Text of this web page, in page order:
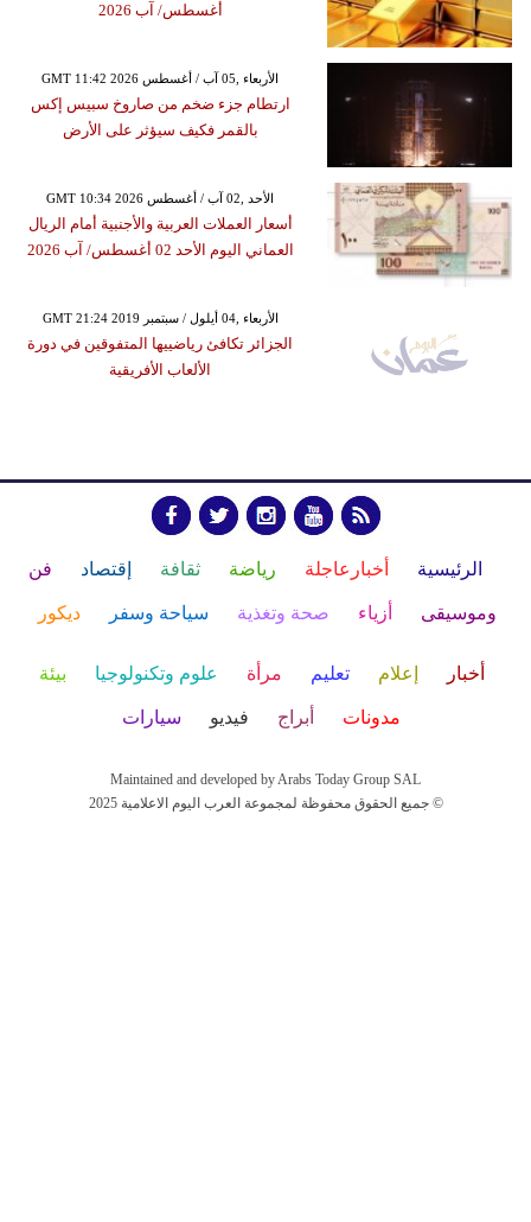
أغسطس/ آب 2026
GMT 11:42 2026 الأربعاء ,05 آب / أغسطس
ارتطام جزء ضخم من صاروخ سبيس إكس
بالقمر فكيف سيؤثر على الأرض
GMT 10:34 2026 الأحد ,02 آب / أغسطس
أسعار العملات العربية والأجنبية أمام الريال
العماني اليوم الأحد 02 أغسطس/ آب 2026
GMT 21:24 2019 الأربعاء ,04 أيلول / سبتمبر
الجزائر تكافئ رياضييها المتفوقين في دورة
الألعاب الأفريقية
الرئيسية أخبارعاجلة رياضة ثقافة إقتصاد فن
وموسيقى أزياء صحة وتغذية سياحة وسفر ديكور
أخبار إعلام تعليم مرأة علوم وتكنولوجيا بيئة
مدونات أبراج فيديو سيارات
Maintained and developed by Arabs Today Group SAL
جميع الحقوق محفوظة لمجموعة العرب اليوم الاعلامية 2025 ©